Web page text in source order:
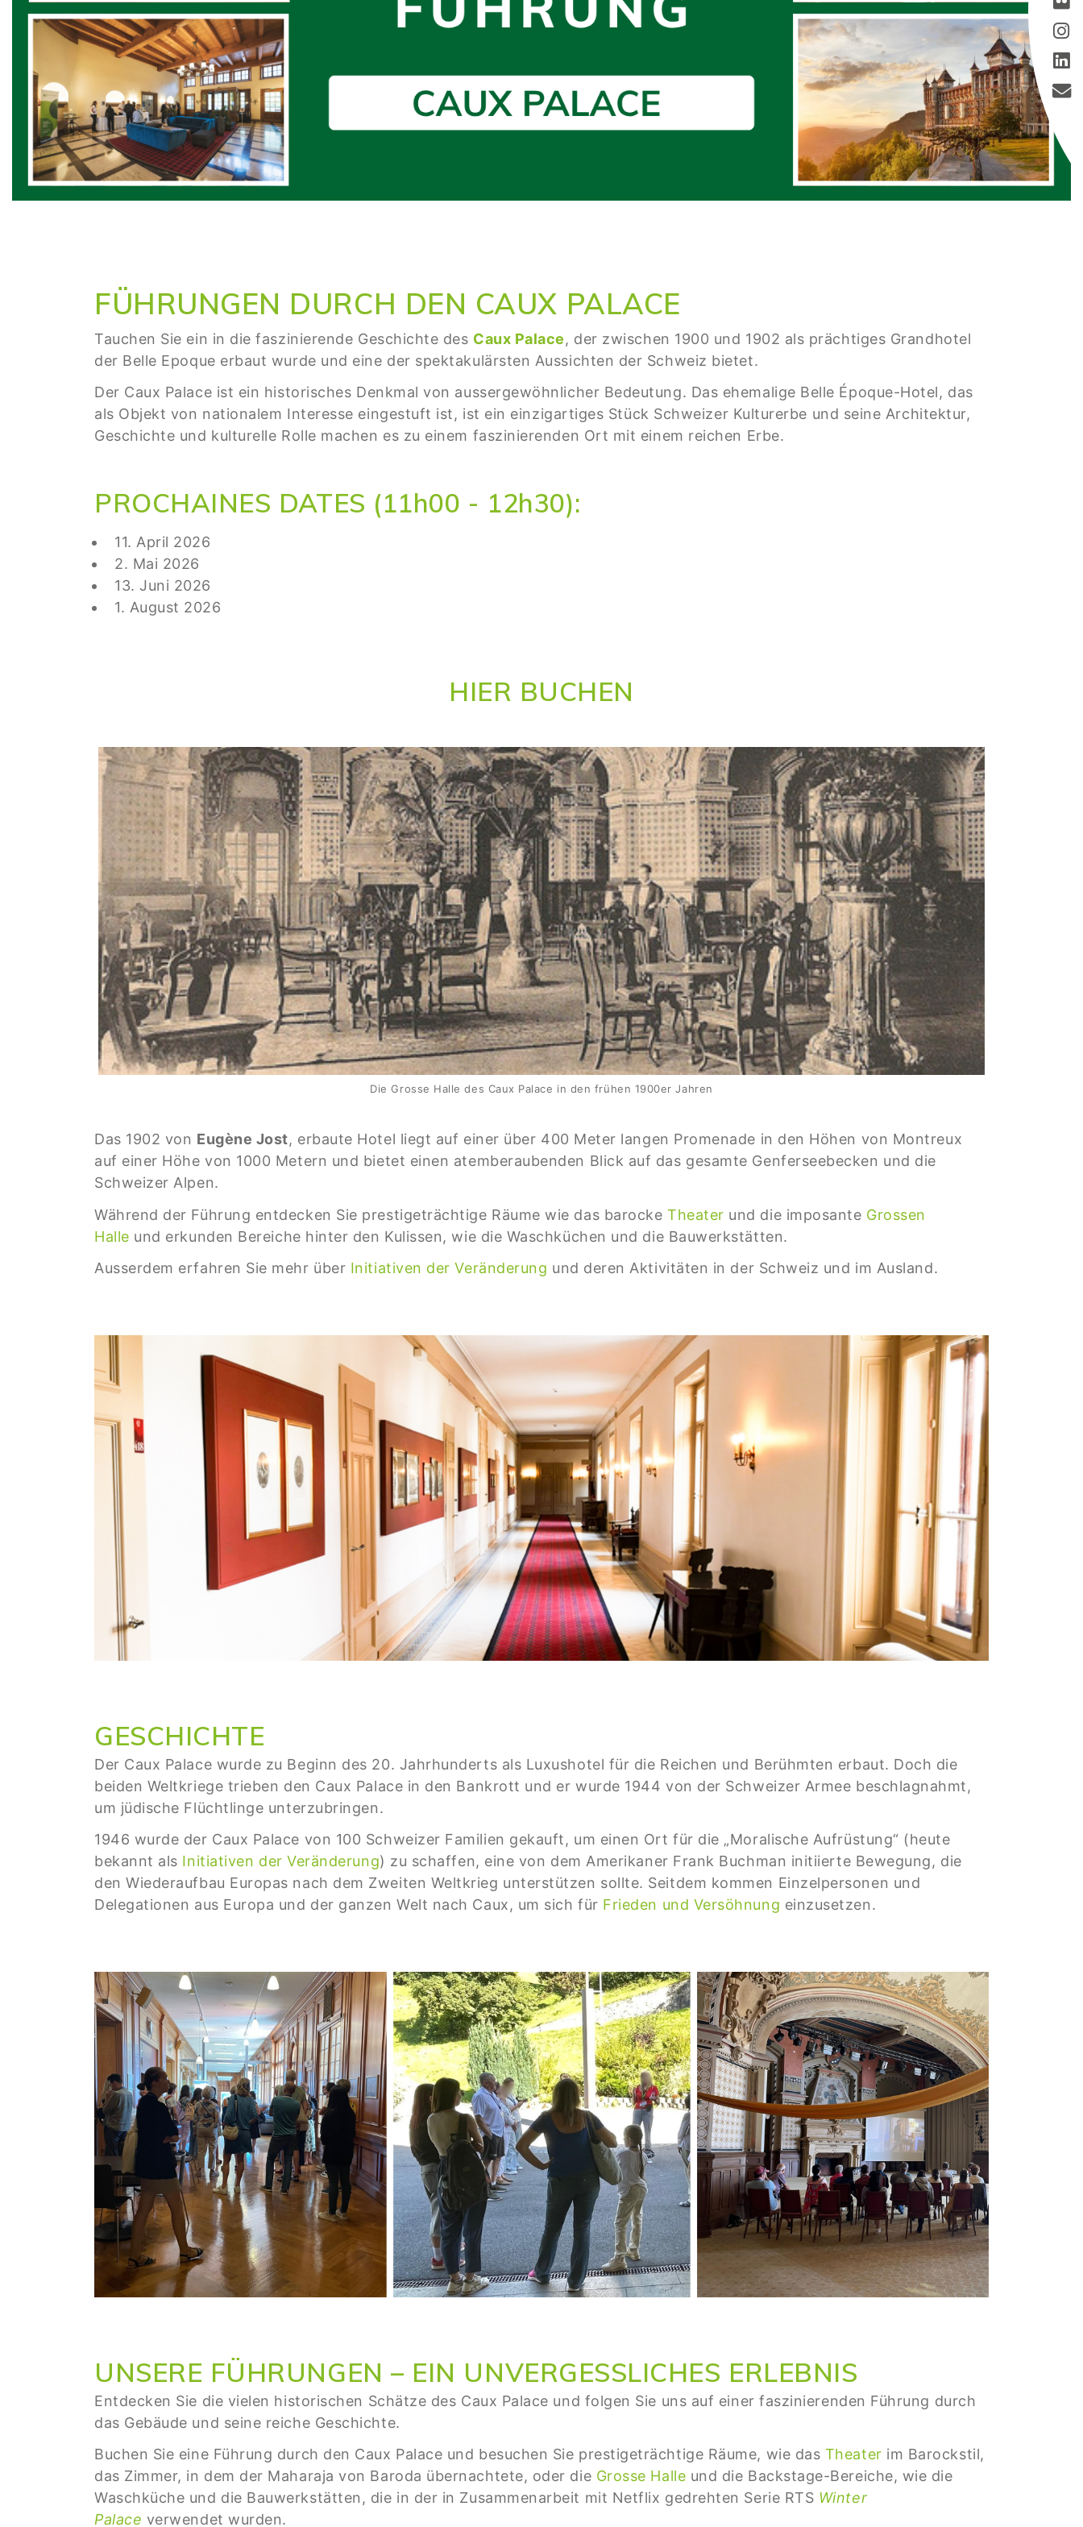
FÜHRUNGEN DURCH DEN CAUX PALACE
Tauchen Sie ein in die faszinierende Geschichte des Caux Palace, der zwischen 1900 und 1902 als prächtiges Grandhotel
der Belle Epoque erbaut wurde und eine der spektakulärsten Aussichten der Schweiz bietet.
Der Caux Palace ist ein historisches Denkmal von aussergewöhnlicher Bedeutung. Das ehemalige Belle Époque-Hotel, das
als Objekt von nationalem Interesse eingestuft ist, ist ein einzigartiges Stück Schweizer Kulturerbe und seine Architektur,
Geschichte und kulturelle Rolle machen es zu einem faszinierenden Ort mit einem reichen Erbe.
PROCHAINES DATES (11h00 - 12h30):
11. April 2026
2. Mai 2026
13. Juni 2026
1. August 2026
HIER BUCHEN
Die Grosse Halle des Caux Palace in den frühen 1900er Jahren
Das 1902 von Eugène Jost, erbaute Hotel liegt auf einer über 400 Meter langen Promenade in den Höhen von Montreux
auf einer Höhe von 1000 Metern und bietet einen atemberaubenden Blick auf das gesamte Genferseebecken und die
Schweizer Alpen.
Während der Führung entdecken Sie prestigeträchtige Räume wie das barocke Theater und die imposante Grossen
Halle und erkunden Bereiche hinter den Kulissen, wie die Waschküchen und die Bauwerkstätten.
Ausserdem erfahren Sie mehr über Initiativen der Veränderung und deren Aktivitäten in der Schweiz und im Ausland.
GESCHICHTE
Der Caux Palace wurde zu Beginn des 20. Jahrhunderts als Luxushotel für die Reichen und Berühmten erbaut. Doch die
beiden Weltkriege trieben den Caux Palace in den Bankrott und er wurde 1944 von der Schweizer Armee beschlagnahmt,
um jüdische Flüchtlinge unterzubringen.
1946 wurde der Caux Palace von 100 Schweizer Familien gekauft, um einen Ort für die „Moralische Aufrüstung“ (heute
bekannt als Initiativen der Veränderung) zu schaffen, eine von dem Amerikaner Frank Buchman initiierte Bewegung, die
den Wiederaufbau Europas nach dem Zweiten Weltkrieg unterstützen sollte. Seitdem kommen Einzelpersonen und
Delegationen aus Europa und der ganzen Welt nach Caux, um sich für Frieden und Versöhnung einzusetzen.
UNSERE FÜHRUNGEN – EIN UNVERGESSLICHES ERLEBNIS
Entdecken Sie die vielen historischen Schätze des Caux Palace und folgen Sie uns auf einer faszinierenden Führung durch
das Gebäude und seine reiche Geschichte.
Buchen Sie eine Führung durch den Caux Palace und besuchen Sie prestigeträchtige Räume, wie das Theater im Barockstil,
das Zimmer, in dem der Maharaja von Baroda übernachtete, oder die Grosse Halle und die Backstage-Bereiche, wie die
Waschküche und die Bauwerkstätten, die in der in Zusammenarbeit mit Netflix gedrehten Serie RTS Winter
Palace verwendet wurden.